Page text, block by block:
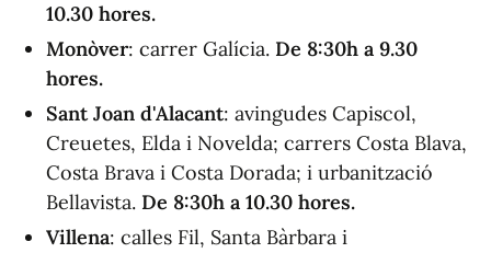
10.30 hores.
Monòver: carrer Galícia. De 8:30h a 9.30
hores.
Sant Joan d'Alacant: avingudes Capiscol,
Creuetes, Elda i Novelda; carrers Costa Blava,
Costa Brava i Costa Dorada; i urbanització
Bellavista. De 8:30h a 10.30 hores.
Villena: calles Fil, Santa Bàrbara i